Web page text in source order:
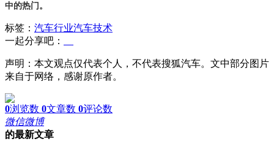
中的热门。
标签： 汽车行业汽车技术
一起分享吧：
声明：本文观点仅代表个人，不代表搜狐汽车。文中部分图片
来自于网络，感谢原作者。
0浏览数 0文章数 0评论数
微信微博
的最新文章